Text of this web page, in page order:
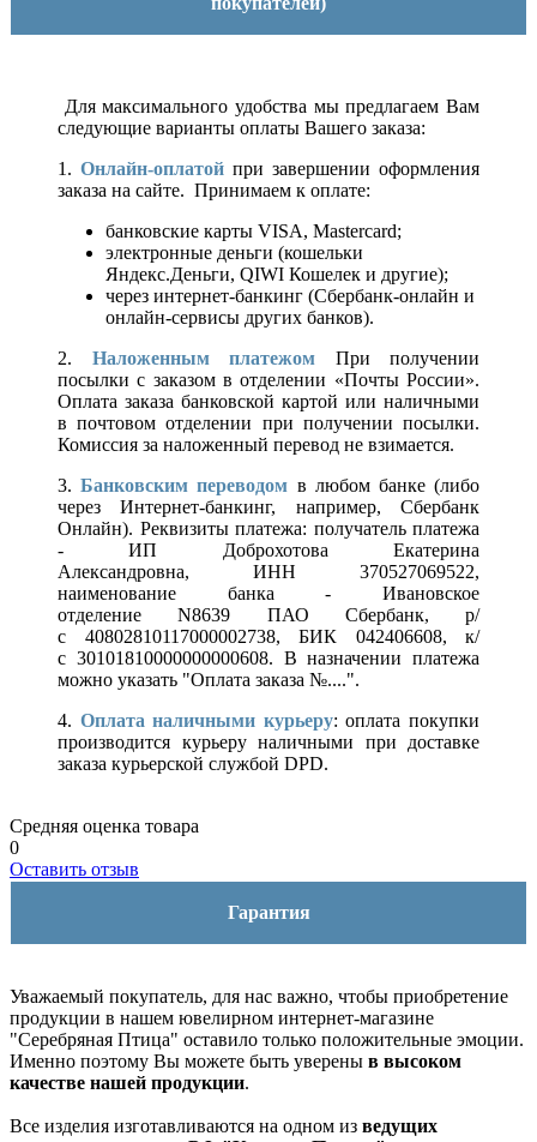
Для максимального удобства мы предлагаем Вам
следующие варианты оплаты Вашего заказа:
1. Онлайн-оплатой при завершении оформления
заказа на сайте. Принимаем к оплате:
банковские карты VISA, Mastercard;
электронные деньги (кошельки
Яндекс.Деньги, QIWI Кошелек и другие);
через интернет-банкинг (Сбербанк-онлайн и
онлайн-сервисы других банков).
2. Наложенным платежом При получении
посылки с заказом в отделении «Почты России».
Оплата заказа банковской картой или наличными
в почтовом отделении при получении посылки.
Комиссия за наложенный перевод не взимается.
3.Банковским переводом в любом банке (либо
через Интернет-банкинг, например, Сбербанк
Онлайн). Реквизиты платежа: получатель платежа
- ИП Доброхотова Екатерина
Александровна, ИНН 370527069522,
наименование банка - Ивановское
отделение N8639 ПАО Сбербанк, р/
с 40802810117000002738, БИК 042406608, к/
с 30101810000000000608. В назначении платежа
можно указать "Оплата заказа №....".
4. Оплата наличными курьеру: оплата покупки
производится курьеру наличными при доставке
заказа курьерской службой DPD.
Средняя оценка товара
0
Оставить отзыв
Гарантия
Уважаемый покупатель, для нас важно, чтобы приобретение
продукции в нашем ювелирном интернет-магазине
"Серебряная Птица" оставило только положительные эмоции.
Именно поэтому Вы можете быть уверены в высоком
качестве нашей продукции.
Все изделия изготавливаются на одном из ведущих